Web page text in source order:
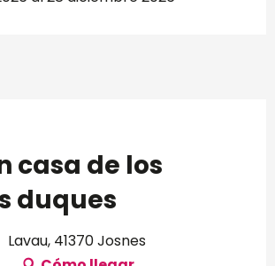
casa de los
duques
Lavau, 41370 Josnes